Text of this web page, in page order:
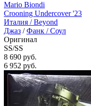
Mario Biondi
Crooning Undercover '23
Италия /Beyond
Джаз /Фанк / Соул
Оригинал
SS/SS
8 690 руб.
6 952 руб.